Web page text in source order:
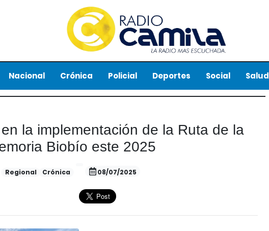
Nacional Crónica Policial Deportes Social Salud
la implementación de la Ruta de la
Biobío este 2025
Regional Crónica 08/07/2025